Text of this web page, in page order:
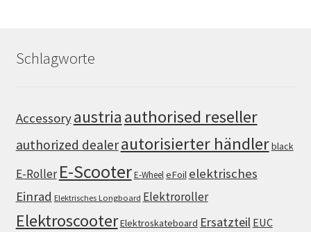
Schlagworte
Accessoryaustria authorised reseller
authorized dealerautorisierter händlerblack
E-Roller E-ScooterE-WheeleFoil elektrisches
Einrad Elektrisches Longboard Elektroroller
ElektroscooterElektroskateboard Ersatzteil EUC